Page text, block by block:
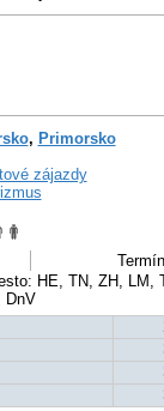
, Primorsko
zájazdy
HE, TN, ZH,
DnV